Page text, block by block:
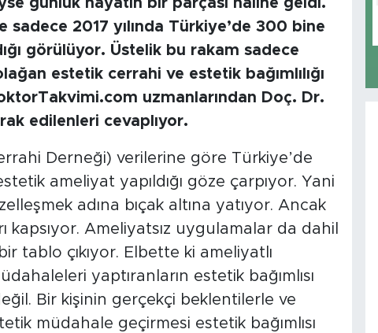
günlük hayatın bir parçası haline geldi.
sadece 2017 yılında Türkiye’de 300 bine
görülüyor. Üstelik bu rakam sadece
estetik cerrahi ve estetik bağımlılığı
uzmanlarından Doç. Dr.
edilenleri cevaplıyor.
Derneği) verilerine göre Türkiye’de
ameliyat yapıldığı göze çarpıyor. Yani
adına bıçak altına yatıyor. Ancak
kapsıyor. Ameliyatsız uygulamalar da dahil
tablo çıkıyor. Elbette ki ameliyatlı
yaptıranların estetik bağımlısı
Bir kişinin gerçekçi beklentilerle ve
müdahale geçirmesi estetik bağımlısı